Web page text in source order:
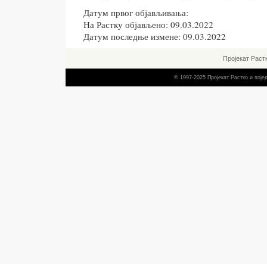
Датум првог објављивања:
На Растку објављено: 09.03.2022
Датум последње измене: 09.03.2022
Пројекат
© 1997-2025 Пројекат Растко и